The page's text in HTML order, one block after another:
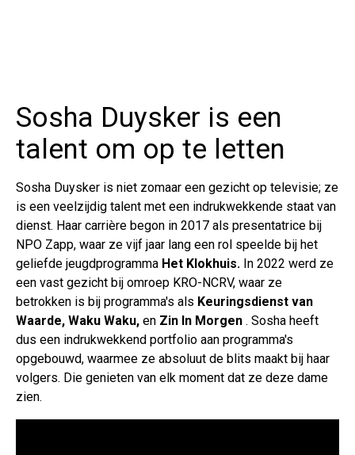
Sosha Duysker is een
talent om op te letten
Sosha Duysker is niet zomaar een gezicht op televisie; ze
is een veelzijdig talent met een indrukwekkende staat van
dienst. Haar carrière begon in 2017 als presentatrice bij
NPO Zapp, waar ze vijf jaar lang een rol speelde bij het
geliefde jeugdprogramma Het Klokhuis. In 2022 werd ze
een vast gezicht bij omroep KRO-NCRV, waar ze
betrokken is bij programma's als Keuringsdienst van
Waarde, Waku Waku, en Zin In Morgen . Sosha heeft
dus een indrukwekkend portfolio aan programma's
opgebouwd, waarmee ze absoluut de blits maakt bij haar
volgers. Die genieten van elk moment dat ze deze dame
zien.